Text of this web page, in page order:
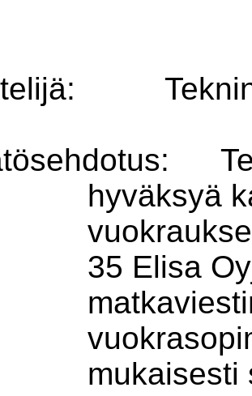
hyväksyä
35 Elisa
mukaisesti